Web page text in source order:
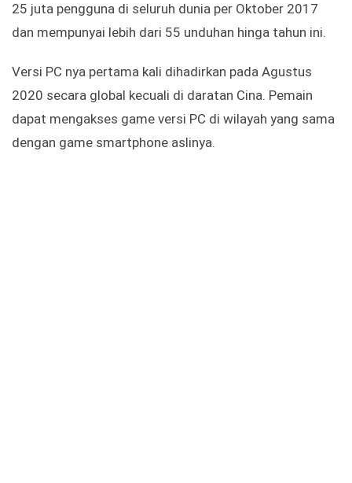
25 juta pengguna di seluruh dunia per Oktober 2017
dan mempunyai lebih dari 55 unduhan hinga tahun ini.
Versi PC nya pertama kali dihadirkan pada Agustus
2020 secara global kecuali di daratan Cina. Pemain
dapat mengakses game versi PC di wilayah yang sama
dengan game smartphone aslinya.